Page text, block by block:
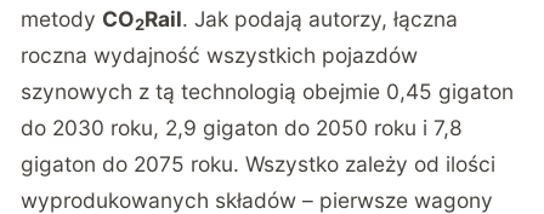
metody CO2Rail. Jak podają autorzy, łączna
roczna wydajność wszystkich pojazdów
szynowych z tą technologią obejmie 0,45 gigaton
do 2030 roku, 2,9 gigaton do 2050 roku i 7,8
gigaton do 2075 roku. Wszystko zależy od ilości
wyprodukowanych składów – pierwsze wagony